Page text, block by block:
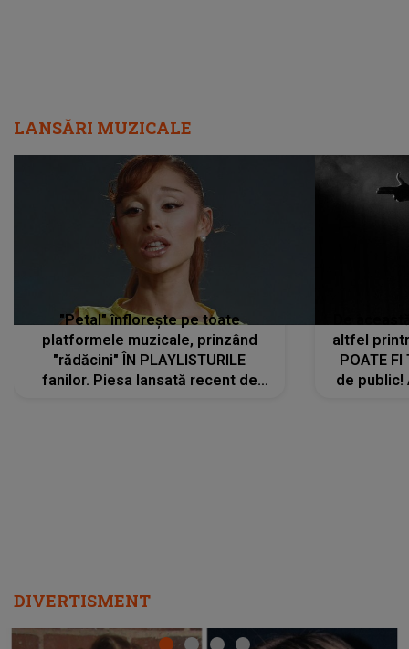
LANSĂRI MUZICALE
"Petal" înflorește pe toate
platformele muzicale, prinzând
"rădăcini" ÎN PLAYLISTURILE
fanilor. Piesa lansată recent de
altfel
POATE FI
de public!
DIVERTISMENT